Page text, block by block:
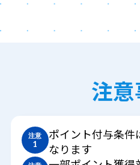
注
注意
1
ポイント付与条件
なります